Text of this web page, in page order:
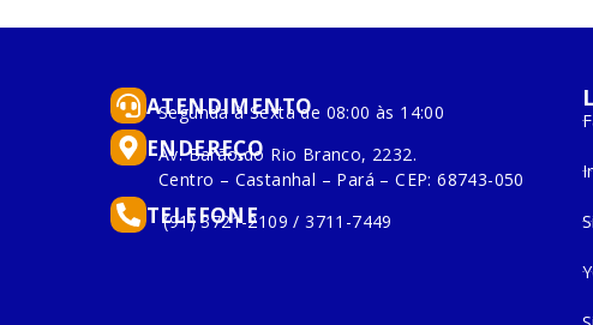
ATENDIMENTO
Segunda à Sexta de 08:00 às 14:00
ENDEREÇO
Av. Barão do Rio Branco, 2232.
Centro – Castanhal – Pará – CEP: 68743-050
TELEFONE
(91) 3721-2109 / 3711-7449